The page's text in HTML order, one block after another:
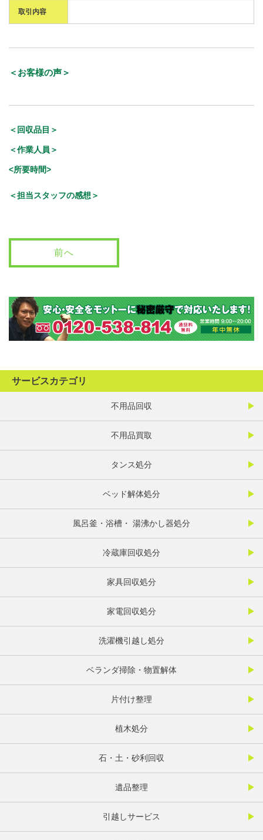
取引内容
＜お客様の声＞
＜回収品目＞
＜作業人員＞
<所要時間>
＜担当スタッフの感想＞
前へ
サービスカテゴリ
不用品回収
不用品買取
タンス処分
ベッド解体処分
風呂釜・浴槽・ 湯沸かし器処分
冷蔵庫回収処分
家具回収処分
家電回収処分
洗濯機引越し処分
ベランダ掃除・物置解体
片付け整理
植木処分
石・土・砂利回収
遺品整理
引越しサービス